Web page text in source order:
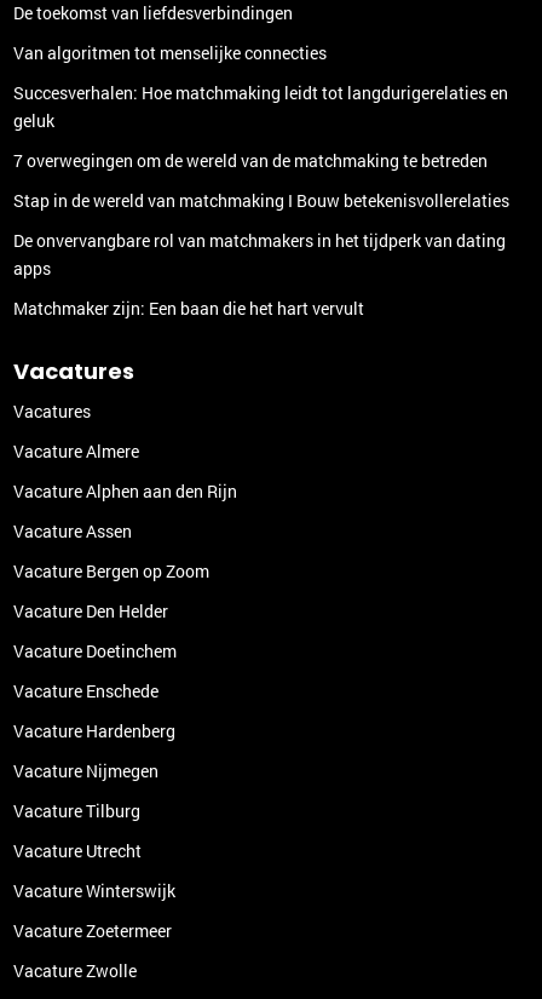
De toekomst van liefdesverbindingen
Van algoritmen tot menselijke connecties
Succesverhalen: Hoe matchmaking leidt tot langdurigerelaties en
geluk
7 overwegingen om de wereld van de matchmaking te betreden
Stap in de wereld van matchmaking I Bouw betekenisvollerelaties
De onvervangbare rol van matchmakers in het tijdperk van dating
apps
Matchmaker zijn: Een baan die het hart vervult
Vacatures
Vacatures
Vacature Almere
Vacature Alphen aan den Rijn
Vacature Assen
Vacature Bergen op Zoom
Vacature Den Helder
Vacature Doetinchem
Vacature Enschede
Vacature Hardenberg
Vacature Nijmegen
Vacature Tilburg
Vacature Utrecht
Vacature Winterswijk
Vacature Zoetermeer
Vacature Zwolle